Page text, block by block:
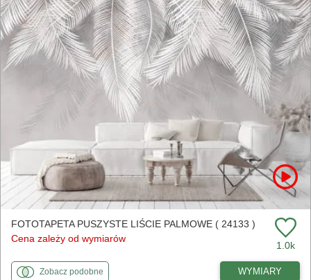
FOTOTAPETA PUSZYSTE LIŚCIE PALMOWE ( 24133 )
Cena zależy od wymiarów
1.0k
Zobaczfototapety
podobnedo Puszyste liście palmowe WYMIARY